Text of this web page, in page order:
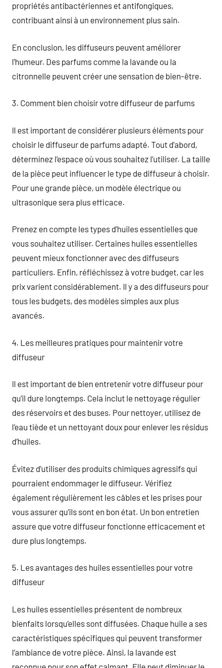
propriétés antibactériennes et antifongiques,
contribuant ainsi à un environnement plus sain.
En conclusion, les diffuseurs peuvent améliorer
l’humeur. Des parfums comme la lavande ou la
citronnelle peuvent créer une sensation de bien-être.
3. Comment bien choisir votre diffuseur de parfums
Il est important de considérer plusieurs éléments pour
choisir le diffuseur de parfums adapté. Tout d’abord,
déterminez l’espace où vous souhaitez l’utiliser. La taille
de la pièce peut influencer le type de diffuseur à choisir.
Pour une grande pièce, un modèle électrique ou
ultrasonique sera plus efficace.
Prenez en compte les types d’huiles essentielles que
vous souhaitez utiliser. Certaines huiles essentielles
peuvent mieux fonctionner avec des diffuseurs
particuliers. Enfin, réfléchissez à votre budget, car les
prix varient considérablement. Il y a des diffuseurs pour
tous les budgets, des modèles simples aux plus
avancés.
4. Les meilleures pratiques pour maintenir votre
diffuseur
Il est important de bien entretenir votre diffuseur pour
qu’il dure longtemps. Cela inclut le nettoyage régulier
des réservoirs et des buses. Pour nettoyer, utilisez de
l’eau tiède et un nettoyant doux pour enlever les résidus
d’huiles.
Évitez d’utiliser des produits chimiques agressifs qui
pourraient endommager le diffuseur. Vérifiez
également régulièrement les câbles et les prises pour
vous assurer qu’ils sont en bon état. Un bon entretien
assure que votre diffuseur fonctionne efficacement et
dure plus longtemps.
5. Les avantages des huiles essentielles pour votre
diffuseur
Les huiles essentielles présentent de nombreux
bienfaits lorsqu’elles sont diffusées. Chaque huile a ses
caractéristiques spécifiques qui peuvent transformer
l’ambiance de votre pièce. Ainsi, la lavande est